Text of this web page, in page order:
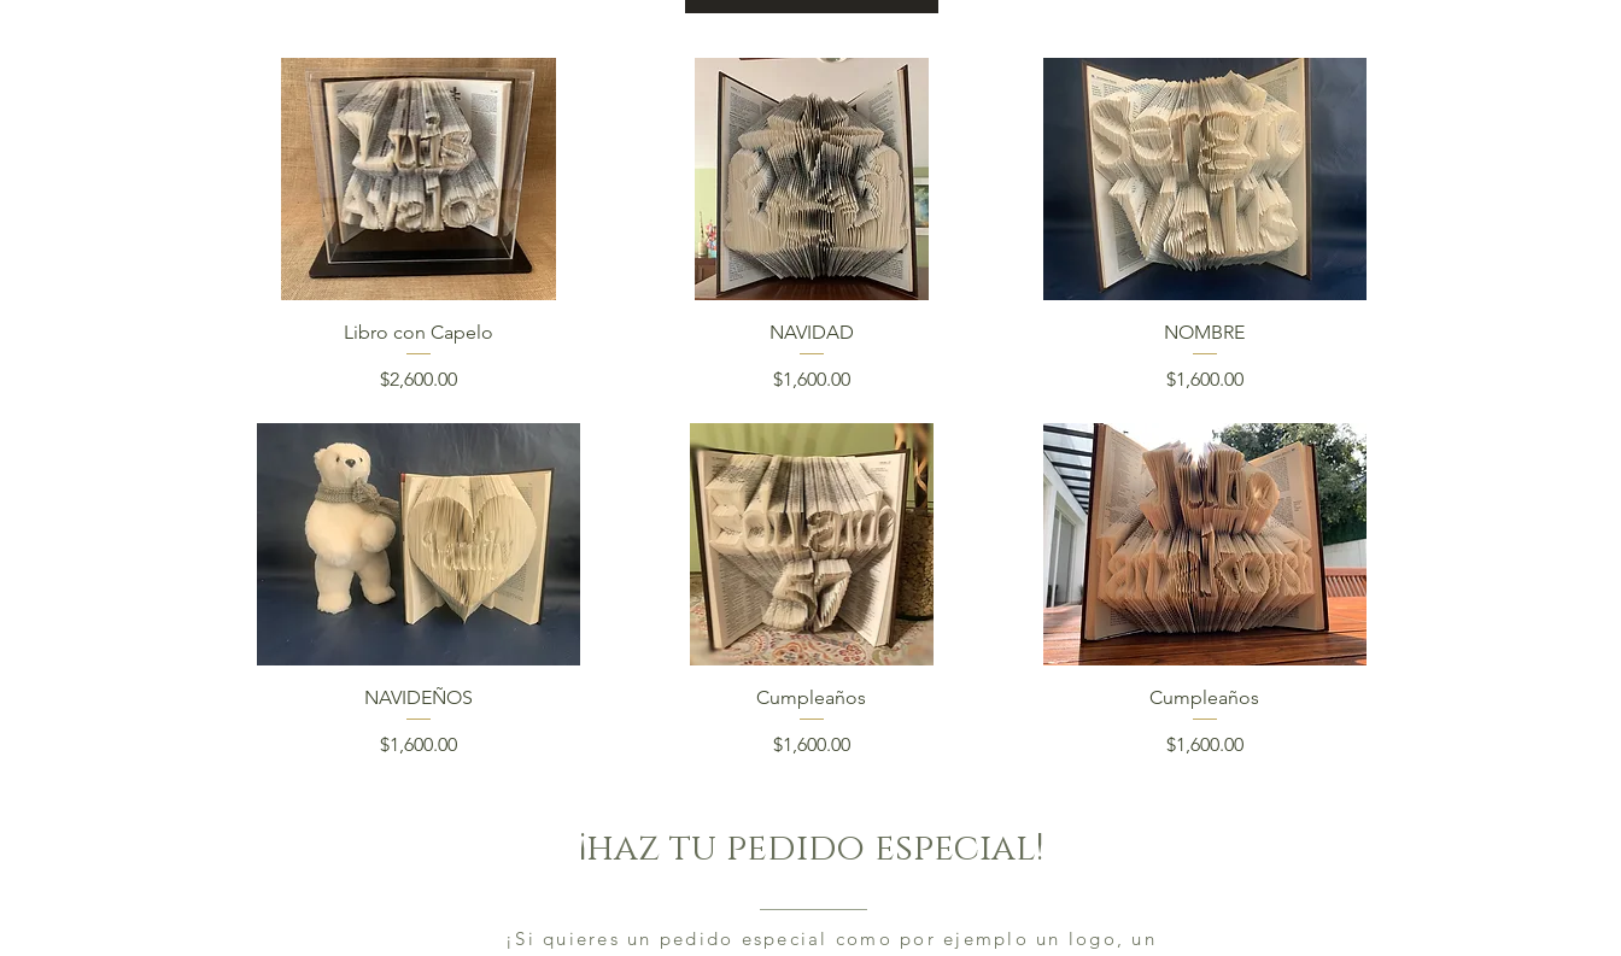
Vista rápida
Libro con Capelo
Precio
$2,600.00
Vista rápida
NAVIDAD
Precio
$1,600.00
Vista rápida
NOMBRE
Precio
$1,600.00
Vista rápida
NAVIDEÑOS
Precio
$1,600.00
Vista rápida
Cumpleaños
Precio
$1,600.00
Vista rápida
Cumpleaños
Precio
$1,600.00
¡haz tu pedido especial!
¡Si quieres un pedido especial como por ejemplo un logo, un